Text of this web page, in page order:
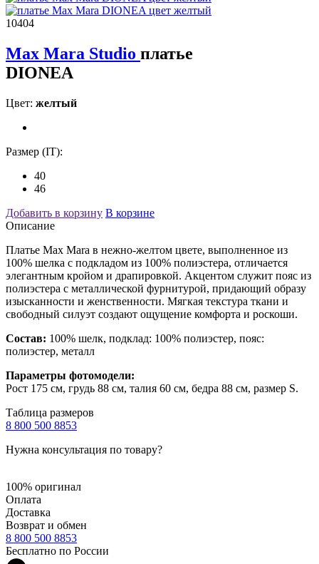
10404
Max Mara Studio платье
DIONEA
Цвет: желтый
Размер (IT):
40
46
Добавить в корзину В корзине
Описание
Платье Max Mara в нежно-желтом цвете, выполненное из
100% шелка с подкладом из 100% полиэстера, отличается
элегантным кройом и драпировкой. Акцентом служит пояс из
полиэстера с металлической фурнитурой, придающий образу
изысканности и женственности. Мягкая текстура ткани и
свободный силуэт создают ощущение комфорта и роскоши.
Состав: 100% шелк, подклад: 100% полиэстер, пояс:
полиэстер, металл
Параметры фотомодели:
Рост 175 см, грудь 88 см, талия 60 см, бедра 88 см, размер S.
Таблица размеров
8 800 500 8853
Нужна консультация по товару?
100% оригинал
Оплата
Доставка
Возврат и обмен
8 800 500 8853
Бесплатно по России